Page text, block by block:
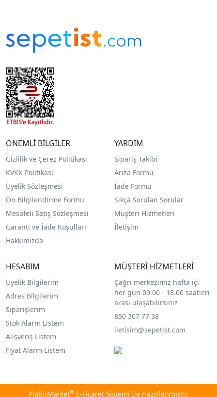
ÖNEMLİ BİLGİLER
Gizlilik ve Çerez Politikası
KVKK Politikası
Üyelik Sözleşmesi
Ön Bilgilendirme Formu
Mesafeli Satış Sözleşmesi
Garanti ve İade Koşulları
Hakkımızda
YARDIM
Sipariş Takibi
Arıza Formu
İade Formu
Sıkça Sorulan Sorular
Müşteri Hizmetleri
İletişim
HESABIM
Üyelik Bilgilerim
Adres Bilgilerim
Siparişlerim
Stok Alarm Listem
Alışveriş Listem
Fiyat Alarm Listem
MÜŞTERİ HİZMETLERİ
Çağrı merkezimiz hafta içi
her gün 09.00 - 18.00 saatleri
arası ulaşabilirsiniz
850 307 77 38
iletisim@sepetist.com
PlatinMarket®E-Ticaret Sistemi İle Hazırlanmıştır.